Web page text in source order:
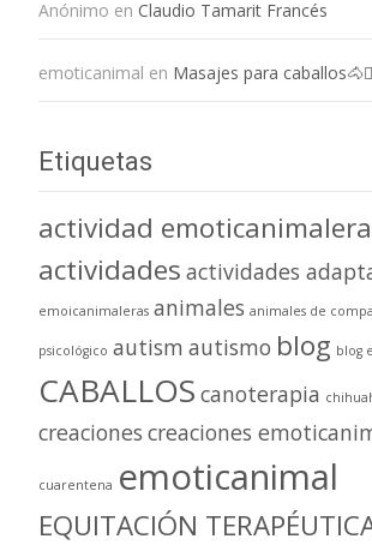
Anónimo en Claudio Tamarit Francés
emoticanimal en Masajes para
Etiquetas
actividad emoticanimalera
actividades actividades
emoicanimaleras animales animales de
psicológico autism autismo blog blog
CABALLOS canoterapia
creaciones creaciones
cuarentena emoticanimal
EQUITACIÓN